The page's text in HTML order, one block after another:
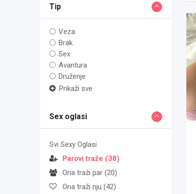
Tip
Veza
Brak
Sex
Avantura
Druženje
Prikaži sve
Sex oglasi
Svi Sexy Oglasi
Parovi traže (38)
Ona traži par (20)
Ona traži nju (42)